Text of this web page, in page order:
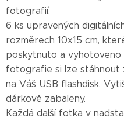
fotografií.
6 ks upravených
rozměrech 10x15 cm,
poskytnuto a vyhotoveno
fotografie si lze stáhnout
na Váš USB flashdisk.
dárkově zabaleny.
Každá další fotka v